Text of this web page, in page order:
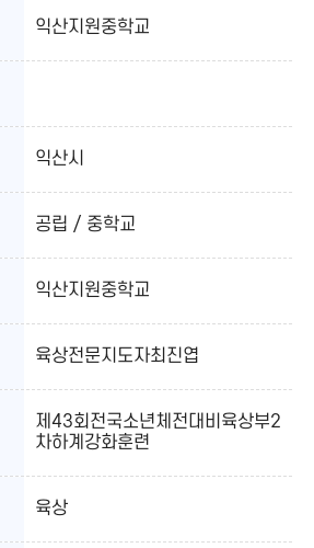
익산지원중학교
익산시
공립 / 중학교
익산지원중학교
육상전문지도자최진엽
제43회전국소년체전대비육상부2
차하계강화훈련
육상